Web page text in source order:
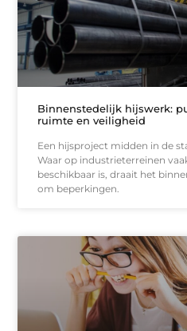
Binnenstedelijk hijswerk:
ruimte en veiligheid
Een hijsproject midden in de
Waar op industrieterreinen
beschikbaar is, draait het
om beperkingen.